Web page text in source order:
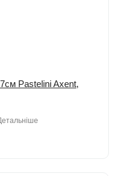
Pastelini Axent,